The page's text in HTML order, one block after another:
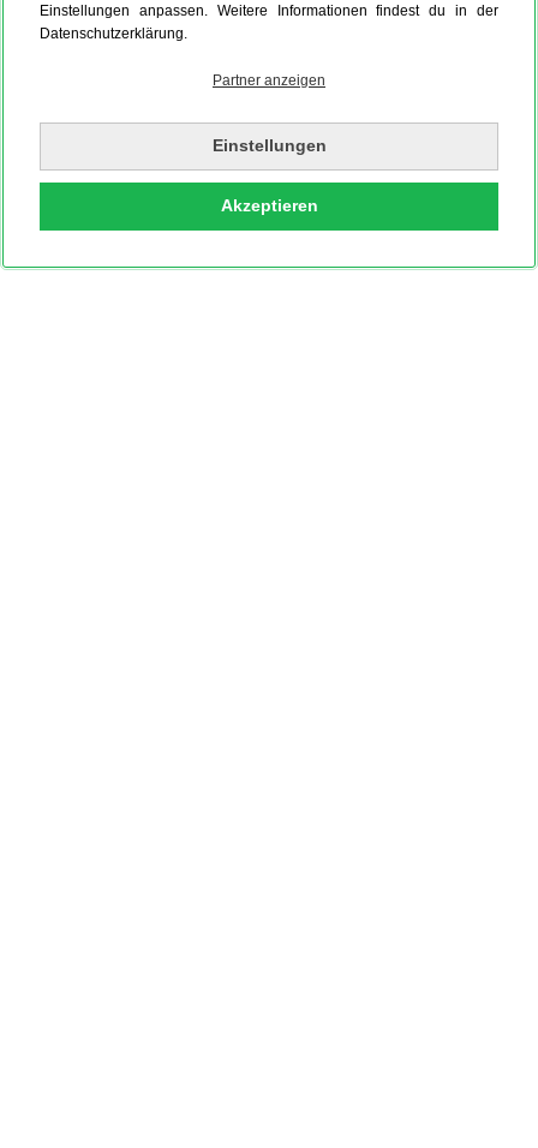
Einstellungen anpassen. Weitere Informationen findest du in der
Datenschutzerklärung.
Partner anzeigen
Einstellungen
Akzeptieren